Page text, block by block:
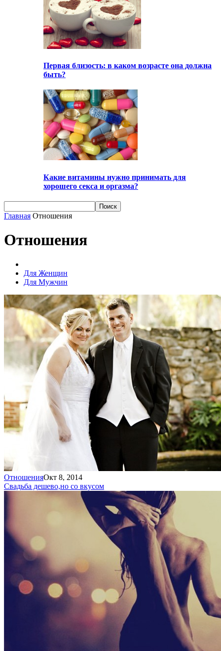
Первая близость: в каком возрасте она должна
быть?
Какие витамины нужно принимать для
хорошего секса и оргазма?
Главная Отношения
Отношения
Для Женщин
Для Мужчин
ОтношенияОкт 8, 2014
Свадьба дешево,но со вкусом